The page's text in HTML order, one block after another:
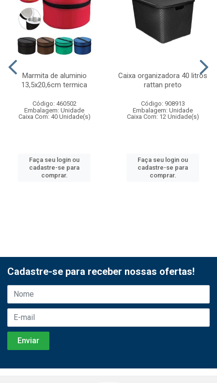
Marmita de aluminio
13,5x20,6cm termica
Código: 460502
Embalagem: Unidade
Caixa Com: 40 Unidade(s)
Faça seu login ou
cadastre-se para
comprar.
Caixa organizadora 40 litros
rattan preto
Código: 908913
Embalagem: Unidade
Caixa Com: 12 Unidade(s)
Faça seu login ou
cadastre-se para
comprar.
Cadastre-se para receber nossas ofertas!